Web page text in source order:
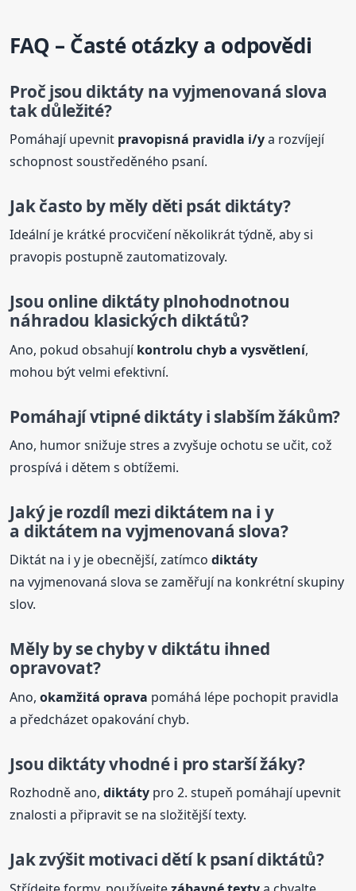
FAQ – Časté otázky a odpovědi
Proč jsou diktáty na vyjmenovaná slova
tak důležité?
Pomáhají upevnit pravopisná pravidla i/ya rozvíjejí
schopnost soustředěného psaní.
Jak často by měly děti psát diktáty?
Ideální je krátké procvičení několikrát týdně, aby si
pravopis postupně zautomatizovaly.
Jsou online diktátyplnohodnotnou
náhradou klasických diktátů?
Ano, pokud obsahujíkontrolu chyb a vysvětlení,
mohou být velmi efektivní.
Pomáhají vtipnédiktátyi slabším žákům?
Ano, humor snižuje stres a zvyšuje ochotu se učit, což
prospívá i dětem s obtížemi.
Jaký je rozdíl mezi diktátem na i y
a diktátem na vyjmenovaná slova?
Diktát na i y je obecnější, zatímcodiktáty
na vyjmenovaná slova se zaměřují na konkrétní skupiny
slov.
Měly by se chyby v diktátu ihned
opravovat?
Ano,okamžitá oprava pomáhá lépe pochopit pravidla
a předcházet opakování chyb.
Jsou diktátyvhodné i pro starší žáky?
Rozhodně ano,diktáty pro 2. stupeň pomáhají upevnit
znalosti a připravit se na složitější texty.
Jak zvýšit motivaci dětí k psaní diktátů?